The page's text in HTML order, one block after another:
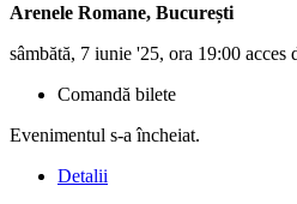
Arenele Romane, București
sâmbătă, 7 iunie '25, ora 19:00 acces
Comandă bilete
Evenimentul s-a încheiat.
Detalii